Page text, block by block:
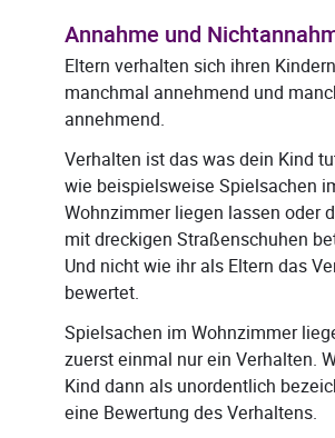
Annahme und
Eltern verhalten sich ihren
manchmal annehmend und
annehmend.
Verhalten ist das was dein Kind
wie beispielsweise Spielsachen
Wohnzimmer liegen lassen oder
mit dreckigen Straßenschuhen
Und nicht wie ihr als Eltern das
bewertet.
Spielsachen im Wohnzimmer
zuerst einmal nur ein Verhalten.
Kind dann als unordentlich
eine Bewertung des Verhaltens.